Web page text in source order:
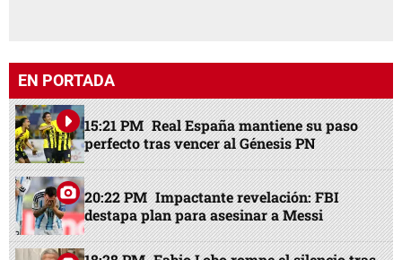
EN PORTADA
15:21 PM Real España mantiene su paso
perfecto tras vencer al Génesis PN
20:22 PM Impactante revelación: FBI
destapa plan para asesinar a Messi